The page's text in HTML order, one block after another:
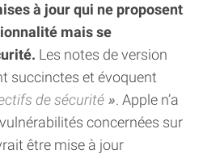
à jour qui ne proposent
mais se
Les notes de version
succinctes et évoquent
de sécurité
. Apple n’a
concernées sur
être mise à jour